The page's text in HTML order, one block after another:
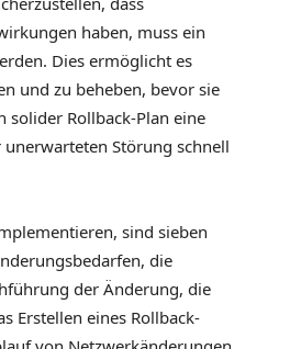
haben, muss ein
Dies ermöglicht es
und zu beheben, bevor sie
solider Rollback-Plan eine
Störung schnell
sind sieben
die
der Änderung, die
Erstellen eines Rollback-